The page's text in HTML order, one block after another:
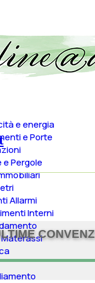
Traslochi
Design
e energia
e Porte
e Pergole
Allarmi
Interni